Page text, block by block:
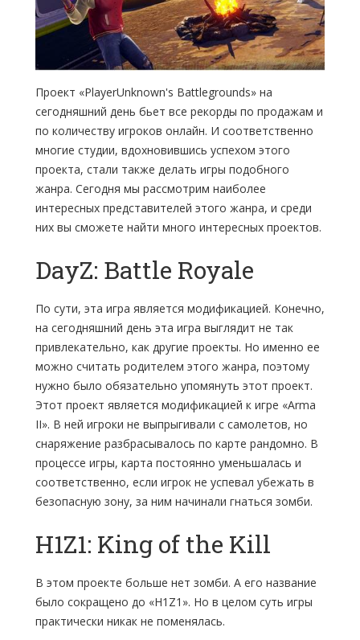
Проект «PlayerUnknown's Battlegrounds» на
сегодняшний день бьет все рекорды по продажам и
по количеству игроков онлайн. И соответственно
многие студии, вдохновившись успехом этого
проекта, стали также делать игры подобного
жанра. Сегодня мы рассмотрим наиболее
интересных представителей этого жанра, и среди
них вы сможете найти много интересных проектов.
DayZ: Battle Royale
По сути, эта игра является модификацией. Конечно,
на сегодняшний день эта игра выглядит не так
привлекательно, как другие проекты. Но именно ее
можно считать родителем этого жанра, поэтому
нужно было обязательно упомянуть этот проект.
Этот проект является модификацией к игре «Arma
II». В ней игроки не выпрыгивали с самолетов, но
снаряжение разбрасывалось по карте рандомно. В
процессе игры, карта постоянно уменьшалась и
соответственно, если игрок не успевал убежать в
безопасную зону, за ним начинали гнаться зомби.
H1Z1: King of the Kill
В этом проекте больше нет зомби. А его название
было сокращено до «H1Z1». Но в целом суть игры
практически никак не поменялась.